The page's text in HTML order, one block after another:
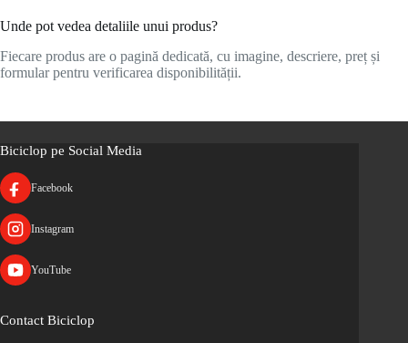
Unde pot vedea detaliile unui produs?
Fiecare produs are o pagină dedicată, cu imagine, descriere, preț și
formular pentru verificarea disponibilității.
Biciclop pe Social Media
Facebook
Instagram
YouTube
Contact Biciclop